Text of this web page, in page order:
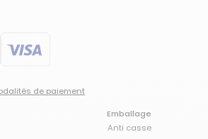
de paiement
Emballage
Anti casse